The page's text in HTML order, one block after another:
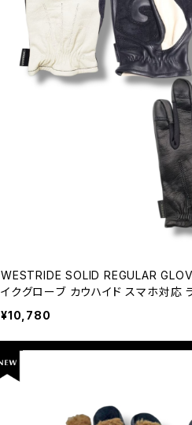
WESTRIDE SOLID REGULAR
イクグローブ カウハイド スマホ対応
¥10,780